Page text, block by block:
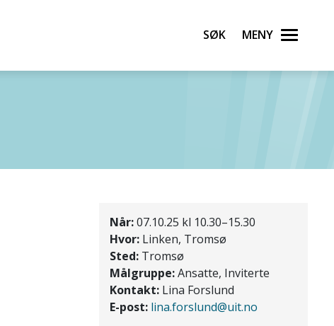
Søk Meny
Når:07.10.25 kl 10.30–15.30
Hvor:Linken, Tromsø
Sted:Tromsø
Målgruppe:Ansatte, Inviterte
Kontakt:Lina Forslund
E-post: lina.forslund@uit.no